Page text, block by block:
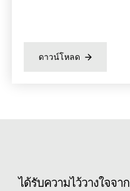
ดาวน์โหลด
ได้รับความไว้วางใจจ